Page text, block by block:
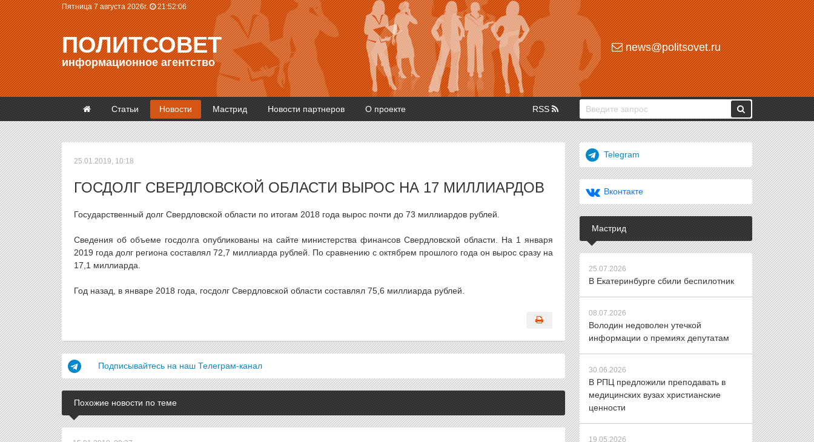
Пятница 7 августа 2026г. 21:52:06
ПОЛИТСОВЕТ
информационное агентство
news@politsovet.ru
Статьи Новости Мастрид Новости партнеров О проекте RSS
25.01.2019, 10:18
ГОСДОЛГ СВЕРДЛОВСКОЙ ОБЛАСТИ ВЫРОС НА 17 МИЛЛИАРДОВ
Государственный долг Свердловской области по итогам 2018 года вырос почти до 73 миллиардов рублей.
Сведения об объеме госдолга опубликованы на сайте министерства финансов Свердловской области. На 1 января
2019 года долг региона составлял 72,7 миллиарда рублей. По сравнению с октябрем прошлого года он вырос сразу на
17,1 миллиарда.
Год назад, в январе 2018 года, госдолг Свердловской области составлял 75,6 миллиарда рублей.
Подписывайтесь на наш Телеграм-канал
Похожие новости по теме
Telegram
Вконтакте
Мастрид
25.07.2026
В Екатеринбурге сбили беспилотник
08.07.2026
Володин недоволен утечкой
информации о премиях депутатам
30.06.2026
В РПЦ предложили преподавать в
медицинских вузах христианские
ценности
19.05.2026